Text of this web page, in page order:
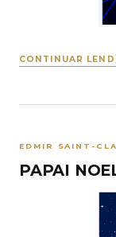
CONTINUAR
EDMIR SAINT-
PAPAI